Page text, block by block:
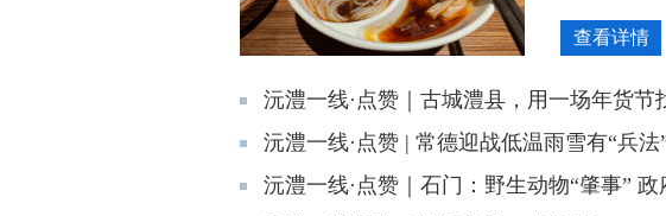
查看详情
沅澧一线·点赞｜古城澧县，用一场年货节
沅澧一线·点赞 | 常德迎战低温雨雪有“兵法
沅澧一线·点赞｜石门：野生动物“肇事” 政